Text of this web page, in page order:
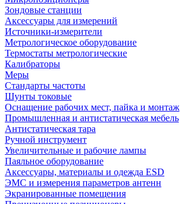
Зондовые станции
Аксессуары для измерений
Источники-измерители
Метрологическое оборудование
Термостаты метрологические
Калибраторы
Меры
Стандарты частоты
Шунты токовые
Оснащение рабочих мест, пайка и монтаж
Промышленная и антистатическая мебель
Антистатическая тара
Ручной инструмент
Увеличительные и рабочие лампы
Паяльное оборудование
Аксессуары, материалы и одежда ESD
ЭМС и измерения параметров антенн
Экранированные помещения